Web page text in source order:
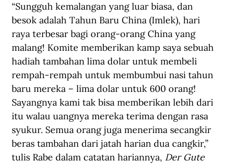
“Sungguh kemalangan yang luar biasa, dan
besok adalah Tahun Baru China (Imlek), hari
raya terbesar bagi orang-orang China yang
malang! Komite memberikan kamp saya sebuah
hadiah tambahan lima dolar untuk membeli
rempah-rempah untuk membumbui nasi tahun
baru mereka – lima dolar untuk 600 orang!
Sayangnya kami tak bisa memberikan lebih dari
itu walau uangnya mereka terima dengan rasa
syukur. Semua orang juga menerima secangkir
beras tambahan dari jatah harian dua cangkir,”
tulis Rabe dalam catatan hariannya, Der Gute